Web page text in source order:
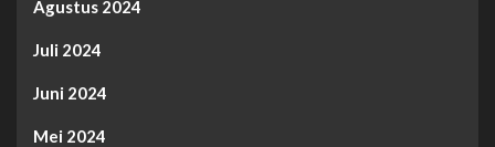
Agustus 2024
Juli 2024
Juni 2024
Mei 2024